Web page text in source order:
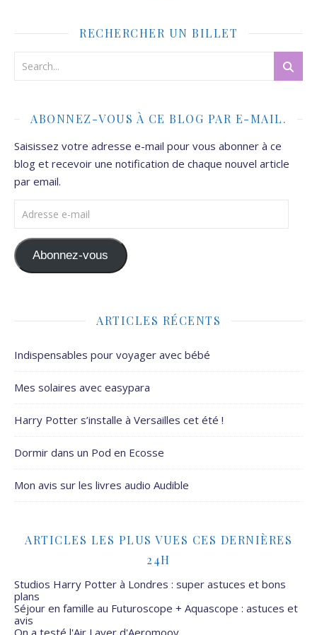
RECHERCHER UN BILLET
ABONNEZ-VOUS À CE BLOG PAR E-MAIL.
Saisissez votre adresse e-mail pour vous abonner à ce
blog et recevoir une notification de chaque nouvel article
par email.
Adresse e-mail
Abonnez-vous
ARTICLES RÉCENTS
Indispensables pour voyager avec bébé
Mes solaires avec easypara
Harry Potter s’installe à Versailles cet été !
Dormir dans un Pod en Ecosse
Mon avis sur les livres audio Audible
ARTICLES LES PLUS VUES CES DERNIÈRES
24H
Studios Harry Potter à Londres : super astuces et bons
plans
Séjour en famille au Futuroscope + Aquascope : astuces et
avis